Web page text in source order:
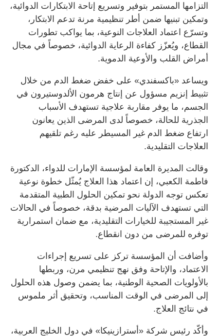
التزامها المستمر بتوفير وتسريع إتاحة الابتكارات الدوائية،
وتمكين تبنيها ضمن أطر تنظيمية مرنة تدعم الابتكار،
وتسرّع اعتماد العلاجات النوعية، بما يواكب تطورات
القطاع، ويُعزّز كفاءة الرعاية الدوائية، خصوصاً في مجال
أمراض القلب والأوعية الدموية.
ويساعد «باكسفندي» على خفض ضغط الدم من خلال
تثبيط إنزيم مسؤول عن إنتاج هرمون الألدوستيرون في
الجسم، ما يوفر مقاربة علاجية تستهدف الأسباب
الجذرية للحالة، خصوصاً لدى المرضى الذين يعانون
ارتفاع ضغط الدم غير المسيطر عليه رغم تلقيهم
العلاجات التقليدية.
وقالت المديرة العامة لمؤسسة الإمارات للدواء، الدكتورة
فاطمة الكعبي، إن اعتماد هذا العلاج يُمثّل خطوة نوعية
تعكس توجه الدولة نحو تمكين الحلول الطبية المتقدمة
التي تستهدف الآليات المرضية بدقة، خصوصاً في الحالات
غير المستجيبة للخيارات التقليدية، مع ضمان استمرارية
توفره للمرضى من دون انقطاع.
وأضافت أن المؤسسة تركز على تسريع إجراءات
الاعتماد، والإتاحة وفق نهج تنظيمي مرن، وربطها
بالأولويات الصحية الوطنية، بما يضمن وصول هذه الحلول
إلى المرضى في الوقت المناسب، وتحقيق أثر ملموس
في نتائج العلاج.
وأكّد رئيس شركة «أسترازينيكا» في دول الخليج العربية،